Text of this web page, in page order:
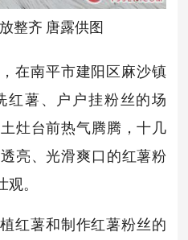
整齐 唐露供图
在南平市建阳区麻沙镇
红薯、户户挂粉丝的场
灶台前热气腾腾，十几
亮、光滑爽口的红薯粉
。
红薯和制作红薯粉丝的